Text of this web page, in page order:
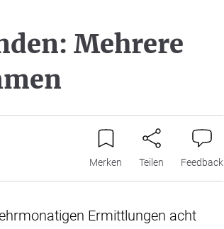
Mehrere
Merken Teilen Feedback
Ermittlungen acht